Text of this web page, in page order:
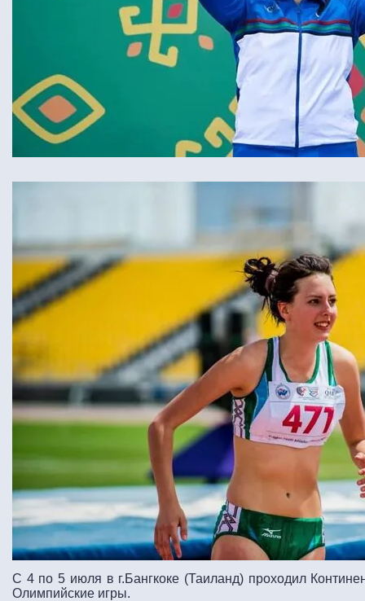
С 4 по 5 июля в г.Бангкоке (Таиланд) проходил
Олимпийские игры.